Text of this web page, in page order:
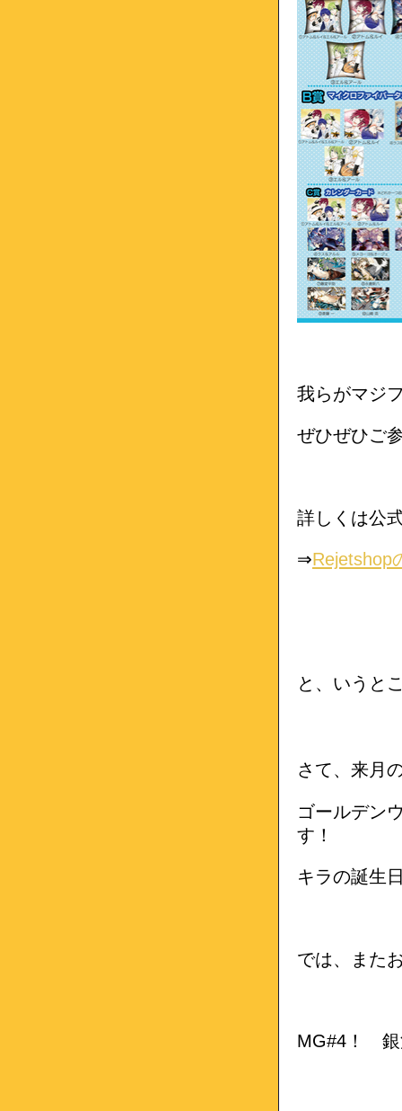
我らがマジ
ぜひぜひご
詳しくは公
⇒Rejetshop
と、いうと
さて、来月
ゴールデン
す！
キラの誕生
では、また
MG#4！